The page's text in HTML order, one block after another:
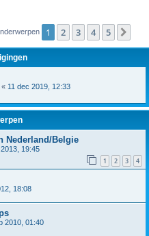
1 2 3 4 5
« 11 dec 2019, 12:33
Nederland/Belgie
19:45
1 2 3 4
18:08
2010, 01:40